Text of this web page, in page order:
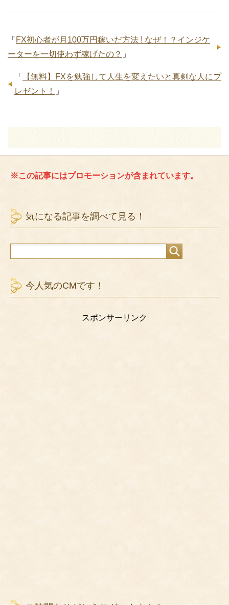
「 FX初心者が月100万円稼いだ方法 ! なぜ！？インジケ
ーターを一切使わず稼げたの？ 」
「
【無料】FXを勉強して人生を変えたいと真剣な人にプ
レゼント！
」
※この記事にはプロモーションが含まれています。
気になる記事を調べて見る！
今人気のCMです！
スポンサーリンク